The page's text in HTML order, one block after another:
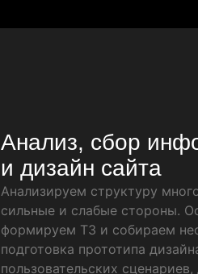
Анализ, сбор
и дизайн сайта
Анализируем структуру
сильные и слабые стороны.
формируем ТЗ и собираем
подготовка прототипа
пользовательских